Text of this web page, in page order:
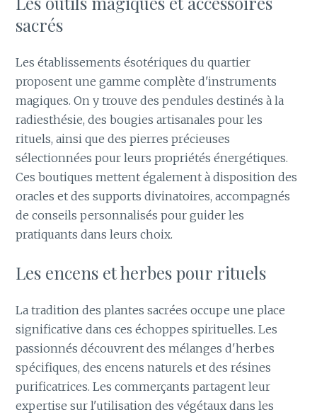
sacrés
Les établissements ésotériques du quartier
proposent une gamme complète d'instruments
magiques. On y trouve des pendules destinés à la
radiesthésie, des bougies artisanales pour les
rituels, ainsi que des pierres précieuses
sélectionnées pour leurs propriétés énergétiques.
Ces boutiques mettent également à disposition des
oracles et des supports divinatoires, accompagnés
de conseils personnalisés pour guider les
pratiquants dans leurs choix.
Les encens et herbes pour rituels
La tradition des plantes sacrées occupe une place
significative dans ces échoppes spirituelles. Les
passionnés découvrent des mélanges d'herbes
spécifiques, des encens naturels et des résines
purificatrices. Les commerçants partagent leur
expertise sur l'utilisation des végétaux dans les